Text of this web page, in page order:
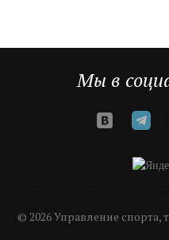
Мы в
© 2026 Управление